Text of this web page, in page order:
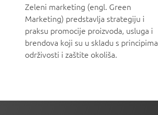
Zeleni marketing (engl. Green
Marketing) predstavlja strategiju i
praksu promocije proizvoda, usluga i
brendova koji su u skladu s principima
održivosti i zaštite okoliša.